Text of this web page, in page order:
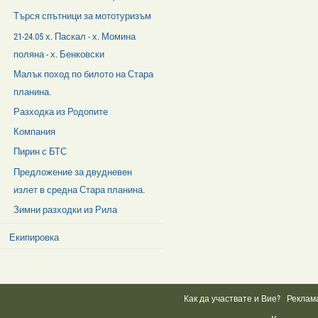
Търся спътници за мототуризъм
21-24.05 х. Паскал - х. Момина
поляна - х. Бенковски
Малък поход по билото на Стара
планина.
Разходка из Родопите
Компания
Пирин с БТС
Предложение за двудневен
излет в средна Стара планина.
Зимни разходки из Рила
Екипировка
Как да участвате и Вие?